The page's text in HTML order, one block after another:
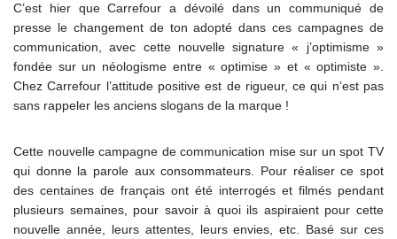
C’est hier que Carrefour a dévoilé dans un communiqué de
presse le changement de ton adopté dans ces campagnes de
communication, avec cette nouvelle signature « j’optimisme »
fondée sur un néologisme entre « optimise » et « optimiste ».
Chez Carrefour l’attitude positive est de rigueur, ce qui n’est pas
sans rappeler les anciens slogans de la marque !
Cette nouvelle campagne de communication mise sur un spot TV
qui donne la parole aux consommateurs. Pour réaliser ce spot
des centaines de français ont été interrogés et filmés pendant
plusieurs semaines, pour savoir à quoi ils aspiraient pour cette
nouvelle année, leurs attentes, leurs envies, etc. Basé sur ces